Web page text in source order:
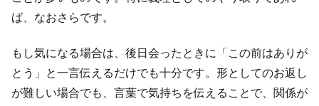
ば、なおさらです。
もし気になる場合は、後日会ったときに「この前はありが
とう」と一言伝えるだけでも十分です。形としてのお返し
が難しい場合でも、言葉で気持ちを伝えることで、関係が